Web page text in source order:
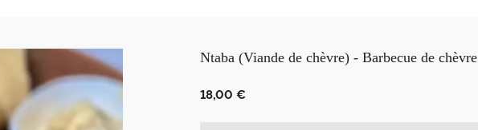
Ntaba (Viande de chèvre) - Barbecue de chèvre
18,00 €